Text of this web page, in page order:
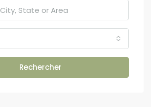
Rechercher